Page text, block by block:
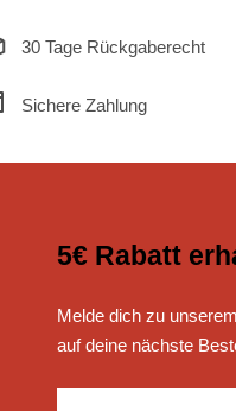
30 Tage Rückgaberecht
Sichere Zahlung
5€ Rabatt
Melde dich zu
auf deine nächste